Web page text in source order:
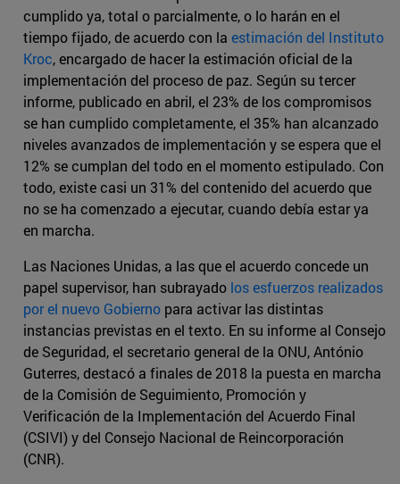
cumplido ya, total o parcialmente, o lo harán en el
tiempo fijado, de acuerdo con la estimación del Instituto
Kroc, encargado de hacer la estimación oficial de la
implementación del proceso de paz. Según su tercer
informe, publicado en abril, el 23% de los compromisos
se han cumplido completamente, el 35% han alcanzado
niveles avanzados de implementación y se espera que el
12% se cumplan del todo en el momento estipulado. Con
todo, existe casi un 31% del contenido del acuerdo que
no se ha comenzado a ejecutar, cuando debía estar ya
en marcha.
Las Naciones Unidas, a las que el acuerdo concede un
papel supervisor, han subrayado los esfuerzos realizados
por el nuevo Gobierno para activar las distintas
instancias previstas en el texto. En su informe al Consejo
de Seguridad, el secretario general de la ONU, António
Guterres, destacó a finales de 2018 la puesta en marcha
de la Comisión de Seguimiento, Promoción y
Verificación de la Implementación del Acuerdo Final
(CSIVI) y del Consejo Nacional de Reincorporación
(CNR).